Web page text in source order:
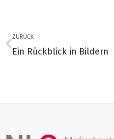
ZURÜCK
Ein Rückblick in Bildern